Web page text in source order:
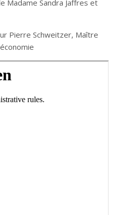
Madame Sandra Jaffres et
Pierre Schweitzer, Maître